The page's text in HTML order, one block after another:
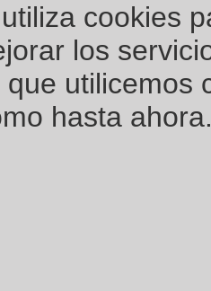
cookies
los
utilicemos
hasta